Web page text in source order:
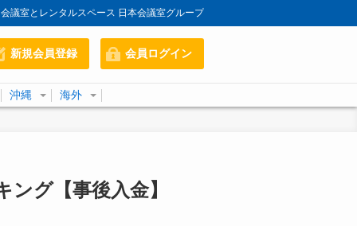
議室とレンタルスペース 日本会議室グループ
新規会員登録 会員ログイン
沖縄 海外
グ【事後入金】